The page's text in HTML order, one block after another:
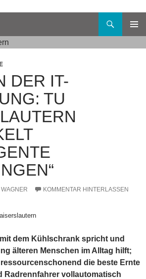
DER IT-
TU
KOMMENTAR HINTERLASSEN
dem Kühlschrank spricht und
älteren Menschen im Alltag hilft;
die beste Ernte
Radrennfahrer vollautomatisch